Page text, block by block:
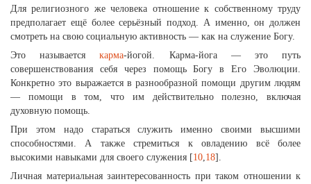
Для религиозного же человека отношение к собственному труду
предполагает ещё более серьёзный подход. А именно, он должен
смотреть на свою социальную активность — как на служение Богу.
Это называетсякарма-йогой. Карма-йога — это путь
совершенствования себя через помощь Богу в Его Эволюции.
Конкретно это выражается в разнообразной помощи другим людям
— помощи в том, что им действительно полезно, включая
духовную помощь.
При этом надо стараться служить именно своими высшими
способностями. А также стремиться к овладению всё более
высокими навыками для своего служения [10,18].
Личная материальная заинтересованность при таком отношении к